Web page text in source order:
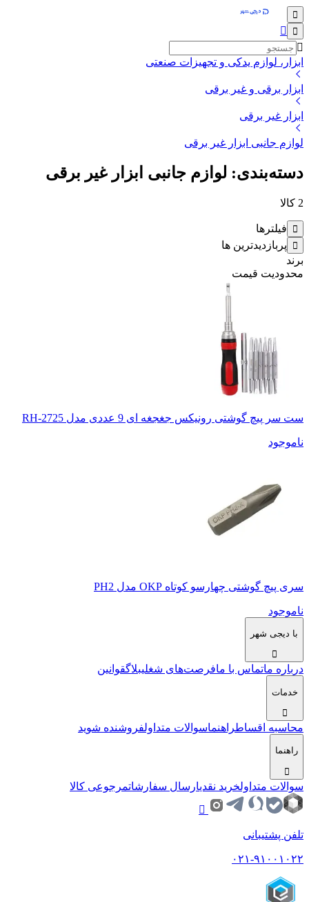
ابزار، لوازم یدکی و تجهیزات صنعتی
ابزار برقی و غیر برقی
ابزار غیر برقی
لوازم جانبی ابزار غیر برقی
دسته‌بندی: لوازم جانبی ابزار غیر برقی
2 کالا
فیلترها
پربازدیدترین ها
برند
محدودیت قیمت
ست سر پیچ گوشتی رونیکس جغجغه ای 9 عددی مدل RH-2725
ناموجود
سری پیچ گوشتی چهارسو کوتاه OKP مدل PH2
ناموجود
با دیجی شهر
درباره ماتماس با مافرصت‌های شغلیبلاگقوانین
خدمات
محاسبه اقساطراهنماسوالات متداولفروشنده شوید
راهنما
سوالات متداولخرید نقدیارسال سفارشاتمرجوعی کالا
تلفن پشتیبانی
۰۲۱-۹۱۰۰۱۰۲۲